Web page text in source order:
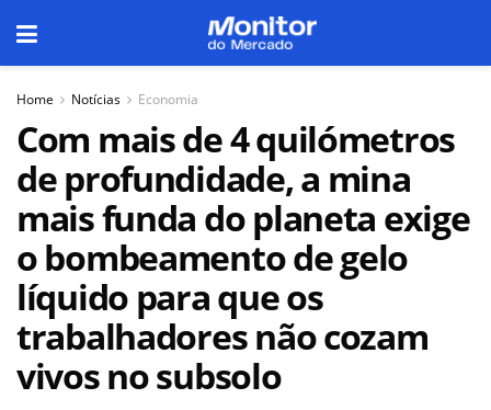
Home Notícias Economia
Com mais de 4 quilómetros
de profundidade, a mina
mais funda do planeta exige
o bombeamento de gelo
líquido para que os
trabalhadores não cozam
vivos no subsolo